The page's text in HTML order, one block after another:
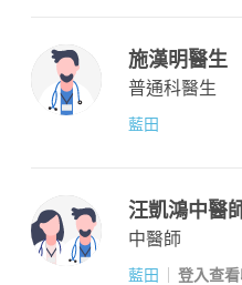
施漢明醫生
普通科醫生
藍田
汪凱鴻中醫
中醫師
藍田 登入查